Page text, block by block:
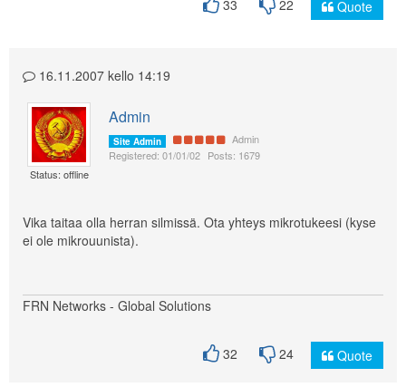
33 22 Quote
16.11.2007 kello 14:19
Status: offline
Admin
Site Admin
Admin
Registered: 01/01/02 Posts: 1679
Vika taitaa olla herran silmissä. Ota yhteys mikrotukeesi (kyse
ei ole mikrouunista).
FRN Networks - Global Solutions
32 24 Quote